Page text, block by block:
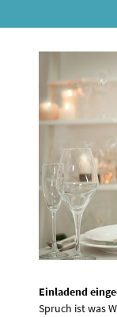
Einladend
Spruch ist was